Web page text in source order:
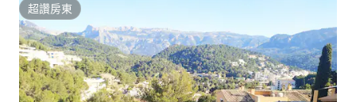
超讚房東
超讚房東